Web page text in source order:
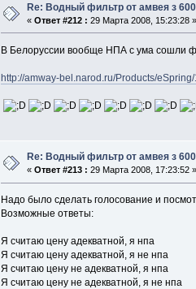
Re: Водный фильтр от амвея з
«Ответ #212 : 29 Марта 2008, 15:23:28 »
В Белоруссии вообще НПА с ума сошли
http://amway-bel.narod.ru/Products/
Re: Водный фильтр от амвея з
«Ответ #213 : 29 Марта 2008, 17:23:52 »
Надо было сделать голосование и
Возможные ответы:
Я считаю цену адекватной, я нпа
Я считаю цену адекватной, я не нпа
Я считаю цену не адекватной, я нпа
Я считаю цену не адекватной, я не нпа